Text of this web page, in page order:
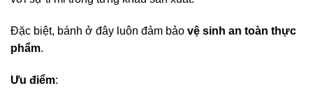
Đặc biệt, bánh ở đây luôn đảm bảo vệ sinh an toàn thực
phẩm.
Ưu điểm: